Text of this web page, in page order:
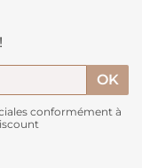
conformément à